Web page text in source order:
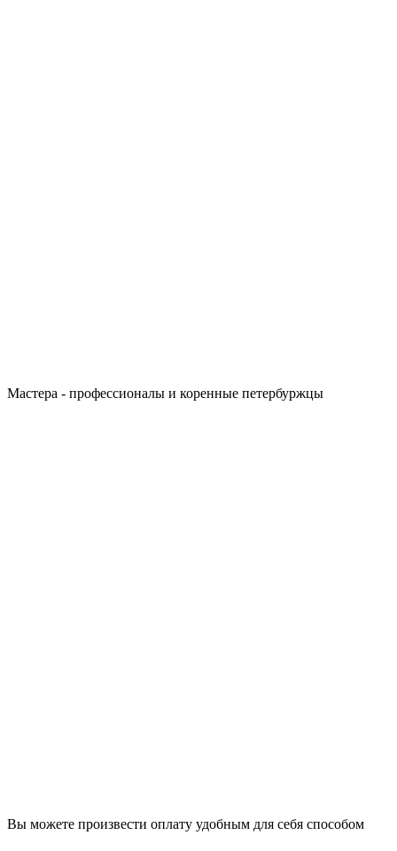
Мастера - профессионалы и коренные петербуржцы
Вы можете произвести оплату удобным для себя способом